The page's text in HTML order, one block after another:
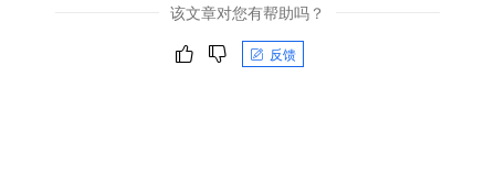
该文章对您有帮助吗？
反馈